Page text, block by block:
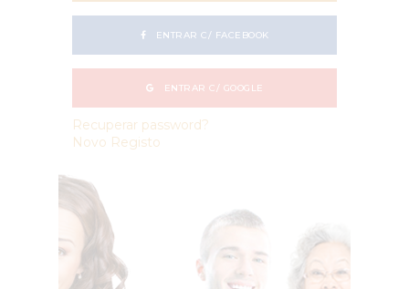
ENTRAR C/ FACEBOOK
ENTRAR C/ GOOGLE
Recuperar password?
Novo Registo